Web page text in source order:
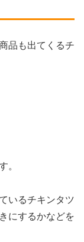
品も出てくるチ
。
いるチキンタツ
にするかなどを